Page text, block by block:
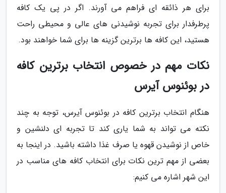
برای هر ذائقه ای فراهم می آورند. اگر در پی یک کافه
پرطرفدار برای تجربه نوشیدنی های عالی و محیطی راحت
هستید، این کافه ها برترین گزینه ها برای شما خواهند بود.
نکات مهم در خصوص انتخاب برترین کافه
در بوئنوس آیرس
هنگام انتخاب برترین کافه در بوئنوس آیرس، توجه به چند
نکته می تواند به شما یاری کند تا تجربه ای دلنشین و
خاص از نوشیدن قهوه یا صرف غذا داشته باشید. در اینجا به
بعضی از مهم ترین نکات برای انتخاب کافه های مناسب در
این شهر اشاره می کنیم: